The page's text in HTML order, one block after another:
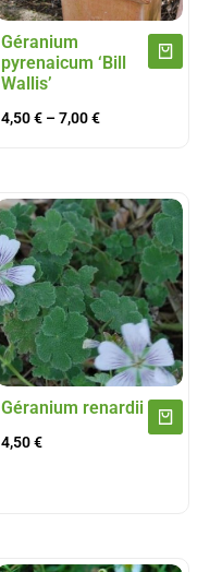
Géranium
pyrenaicum ‘Bill
Wallis’
4,50€ –7,00€
Géranium renardii
4,50€